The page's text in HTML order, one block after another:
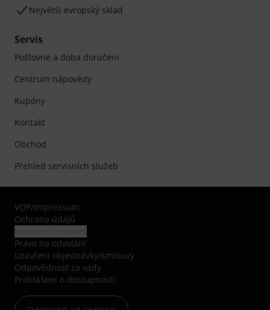
Největší evropský sklad
Servis
Poštovné a doba doručení
Centrum nápovědy
Kupóny
Kontakt
Obchod
Přehled servisních služeb
VOP/Impressum
Ochrana údajů
Právo na odvolání
Uzavření objednávky/smlouvy
Odpovědnost za vady
Prohlášení o dostupnosti